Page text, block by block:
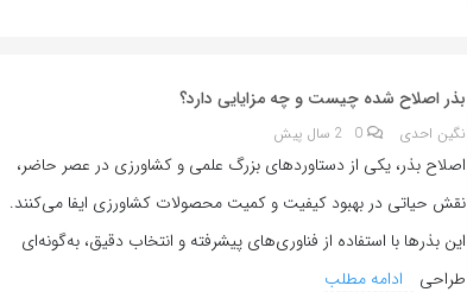
بذر اصلاح شده چیست و چه مزایایی دارد؟
نگین احدی 0 2 سال پیش
اصلاح بذر، یکی از دستاوردهای بزرگ علمی و کشاورزی در عصر حاضر،
نقش حیاتی در بهبود کیفیت و کمیت محصولات کشاورزی ایفا می‌کنند.
این بذرها با استفاده از فناوری‌های پیشرفته و انتخاب دقیق، به‌گونه‌ای
طراحی
ادامه مطلب